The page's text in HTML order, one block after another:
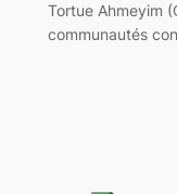
Tortue Ahmeyim
communautés